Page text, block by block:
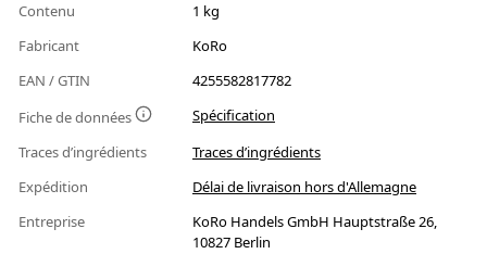
Contenu
1 kg
Fabricant
KoRo
EAN / GTIN
4255582817782
Fiche de données
Spécification
Traces d’ingrédients
Traces d’ingrédients
Expédition
Délai de livraison hors d'Allemagne
Entreprise
KoRo Handels GmbH Hauptstraße 26,
10827 Berlin